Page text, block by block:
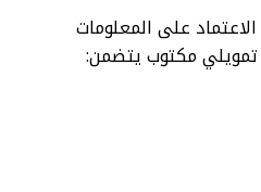
على المعلومات
مكتوب يتضمن: